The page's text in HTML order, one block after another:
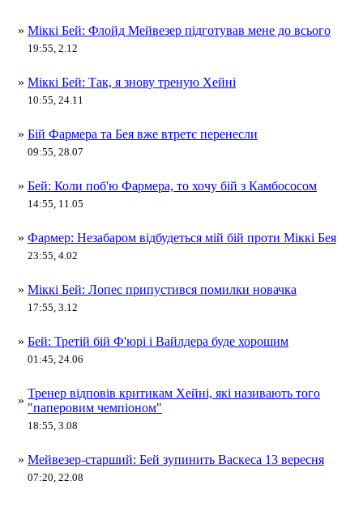
» Міккі Бей: Флойд Мейвезер підготував мене до всього
19:55, 2.12
» Міккі Бей: Так, я знову треную Хейні
10:55, 24.11
» Бій Фармера та Бея вже втретє перенесли
09:55, 28.07
» Бей: Коли поб'ю Фармера, то хочу бій з Камбососом
14:55, 11.05
» Фармер: Незабаром відбудеться мій бій проти Міккі Бея
23:55, 4.02
» Міккі Бей: Лопес припустився помилки новачка
17:55, 3.12
» Бей: Третій бій Ф'юрі і Вайлдера буде хорошим
01:45, 24.06
»
Тренер відповів критикам Хейні, які називають того
"паперовим чемпіоном"
18:55, 3.08
» Мейвезер-старший: Бей зупинить Васкеса 13 вересня
07:20, 22.08